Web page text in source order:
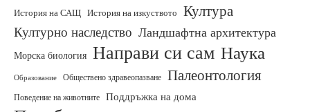
История на САЩ История на изкуството Култура
Културно наследство Ландшафтна архитектура
Морска биология Направи си сам Наука
Образование Обществено здравеопазване Палеонтология
Поведение на животните Поддръжка на дома